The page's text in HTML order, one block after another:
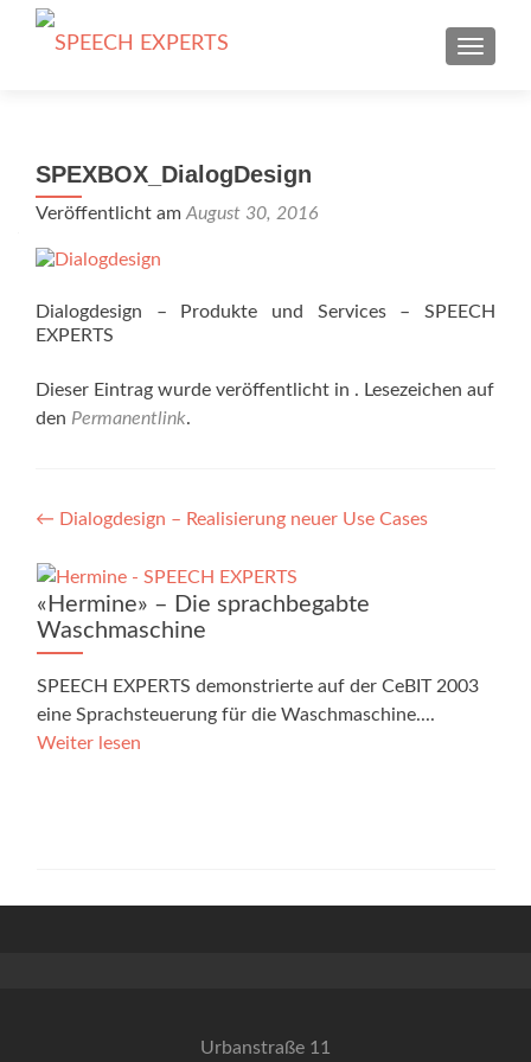
SPEXBOX_DialogDesign
Veröffentlicht am August 30, 2016
Dialogdesign – Produkte und Services – SPEECH
EXPERTS
Dieser Eintrag wurde veröffentlicht in . Lesezeichen auf
den Permanentlink.
Beitragsnavigation
← Dialogdesign – Realisierung neuer Use Cases
«Hermine» – Die sprachbegabte
Waschmaschine
SPEECH EXPERTS demonstrierte auf der CeBIT 2003
eine Sprachsteuerung für die Waschmaschine....
Weiter lesen
Urbanstraße 11